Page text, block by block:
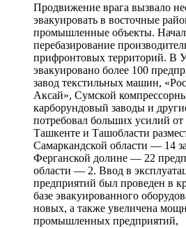
Продвижение врага вызвало
эвакуировать в восточные
промышленные объекты.
перебазирование
прифронтовых территорий. В
эвакуировано более 100
завод текстильных машин,
Аксай», Сумской
карборундовый заводы и
потребовал больших усилий от
Ташкенте и Ташобласти
Самаркандской области — 14
Ферганской долине — 22
области — 2. Ввод в
предприятий был проведен в
базе эвакуированного
новых, а также увеличена
промышленных предприятий,